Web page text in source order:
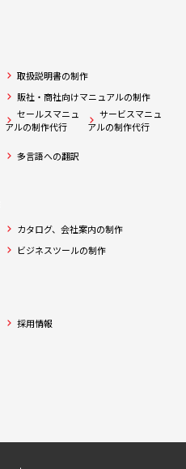
取扱説明書の制作
販社・商社向けマニュアルの制作
セールスマニュ
アルの制作代行
サービスマニュ
アルの制作代行
多言語への翻訳
カタログ、会社案内の制作
ビジネスツールの制作
採用情報